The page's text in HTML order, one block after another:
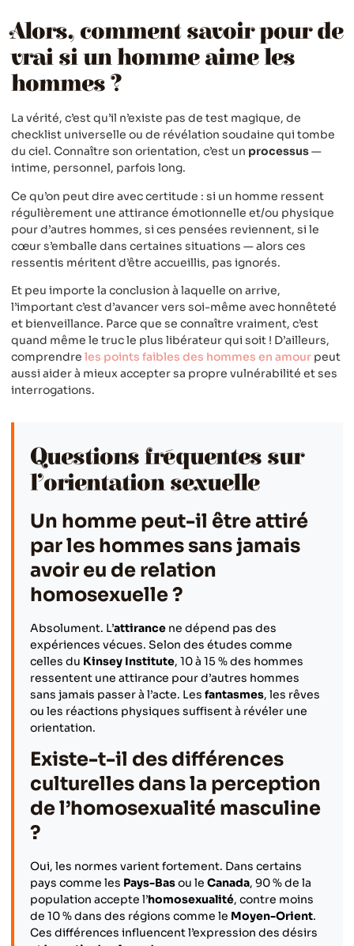
Alors, comment savoir pour de
vrai si un homme aime les
hommes ?
La vérité, c’est qu’il n’existe pas de test magique, de
checklist universelle ou de révélation soudaine qui tombe
du ciel. Connaître son orientation, c’est un processus—
intime, personnel, parfois long.
Ce qu’on peut dire avec certitude : si un homme ressent
régulièrement une attirance émotionnelle et/ou physique
pour d’autres hommes, si ces pensées reviennent, si le
cœur s’emballe dans certaines situations — alors ces
ressentis méritent d’être accueillis, pas ignorés.
Et peu importe la conclusion à laquelle on arrive,
l’important c’est d’avancer vers soi-même avec honnêteté
et bienveillance. Parce que se connaître vraiment, c’est
quand même le truc le plus libérateur qui soit ! D’ailleurs,
comprendre les points faibles des hommes en amour peut
aussi aider à mieux accepter sa propre vulnérabilité et ses
interrogations.
Questions fréquentes sur
l’orientation sexuelle
Un homme peut-il être attiré
par les hommes sans jamais
avoir eu de relation
homosexuelle ?
Absolument. L’attirance ne dépend pas des
expériences vécues. Selon des études comme
celles du Kinsey Institute, 10 à 15 % des hommes
ressentent une attirance pour d’autres hommes
sans jamais passer à l’acte. Les fantasmes, les rêves
ou les réactions physiques suffisent à révéler une
orientation.
Existe-t-il des différences
culturelles dans la perception
de l’homosexualité masculine
?
Oui, les normes varient fortement. Dans certains
pays comme les Pays-Basou le Canada, 90 % de la
population accepte l’homosexualité, contre moins
de 10 % dans des régions comme le Moyen-Orient.
Ces différences influencent l’expression des désirs